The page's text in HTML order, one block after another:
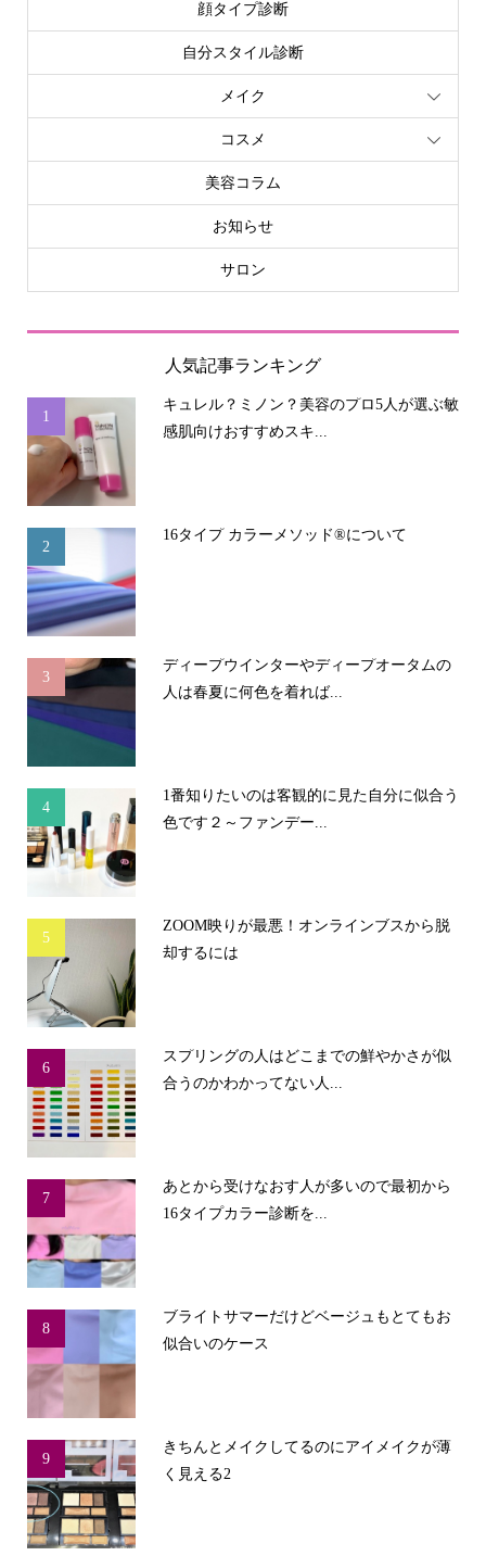
顔タイプ診断
自分スタイル診断
メイク
コスメ
美容コラム
お知らせ
サロン
人気記事ランキング
1
キュレル？ミノン？美容のプロ5人が選ぶ敏
感肌向けおすすめスキ...
2
16タイプ カラーメソッド®について
3
ディープウインターやディープオータムの
人は春夏に何色を着れば...
4
1番知りたいのは客観的に見た自分に似合う
色です２～ファンデー...
5
ZOOM映りが最悪！オンラインブスから脱
却するには
6
スプリングの人はどこまでの鮮やかさが似
合うのかわかってない人...
7
あとから受けなおす人が多いので最初から
16タイプカラー診断を...
8
ブライトサマーだけどベージュもとてもお
似合いのケース
9
きちんとメイクしてるのにアイメイクが薄
く見える2